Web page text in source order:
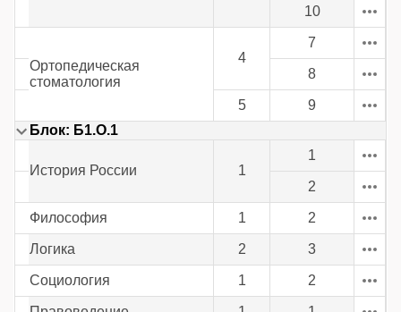
10
Ортопедическая
стоматология
4
7
8
5
9
Блок: Б1.О.1
История России 1
1
2
Философия 1 2
Логика 2 3
Социология 1 2